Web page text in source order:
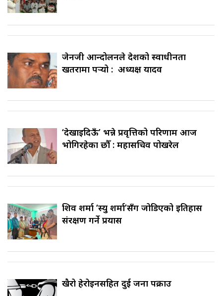
जेनजी आन्दोलनले देशको स्वाधीनता
खतरामा पर्‍यो : अध्यक्ष यादव
‘देखाइदिऊँ’ भन्ने प्रवृत्तिको परिणाम आज
भोगिरहेका छौँ : महासचिव पोखरेल
शिव शर्मा ‘स्यु शर्मा’सँग जोडिएको इतिहास
संरक्षण गर्ने प्रयास
खैरो हेरोइनसहित दुई जना पक्राउ